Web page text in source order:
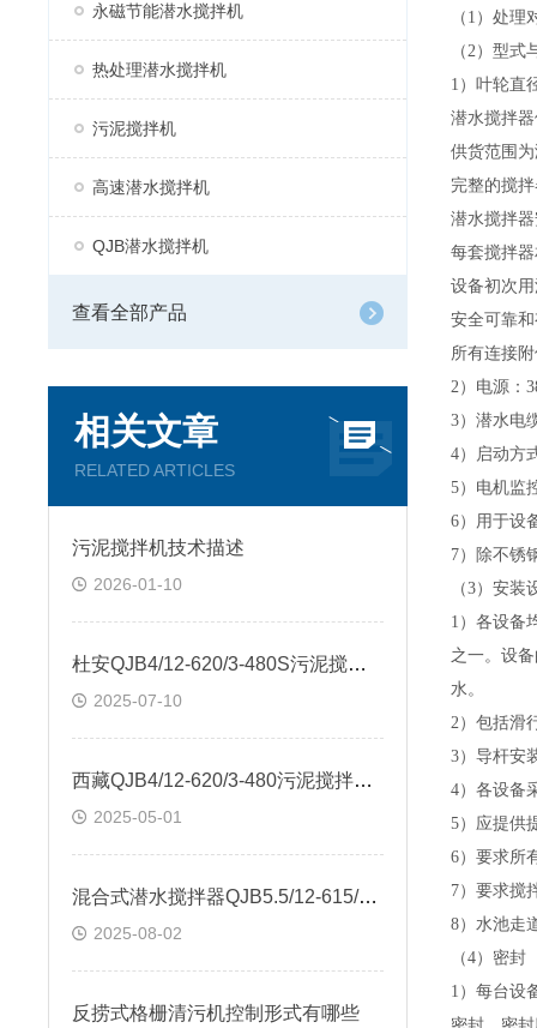
永磁节能潜水搅拌机
热处理潜水搅拌机
污泥搅拌机
高速潜水搅拌机
QJB潜水搅拌机
查看全部产品
相关文章
RELATED ARTICLES
污泥搅拌机技术描述
2026-01-10
杜安QJB4/12-620/3-480S污泥搅拌机 质保两年
2025-07-10
西藏QJB4/12-620/3-480污泥搅拌机价格
2025-05-01
混合式潜水搅拌器QJB5.5/12-615/3-480S
2025-08-02
反捞式格栅清污机控制形式有哪些
（ 1）处理
（2）型式
1）叶轮直
潜水搅拌器
供货范围
完整的搅
潜水搅拌
每套搅拌
设备初次
安全可靠
所有连接
2）电源：
3）潜水电
4）启动方
5）电机监
6）用于设
7）除不锈
（3）安装
1）各设备
之一。设
水。
2）包括滑
3） 导杆安
4）各设备
5）应提供
6）要求所
7）要求搅
8）水池走
（4）密封
1）每台设